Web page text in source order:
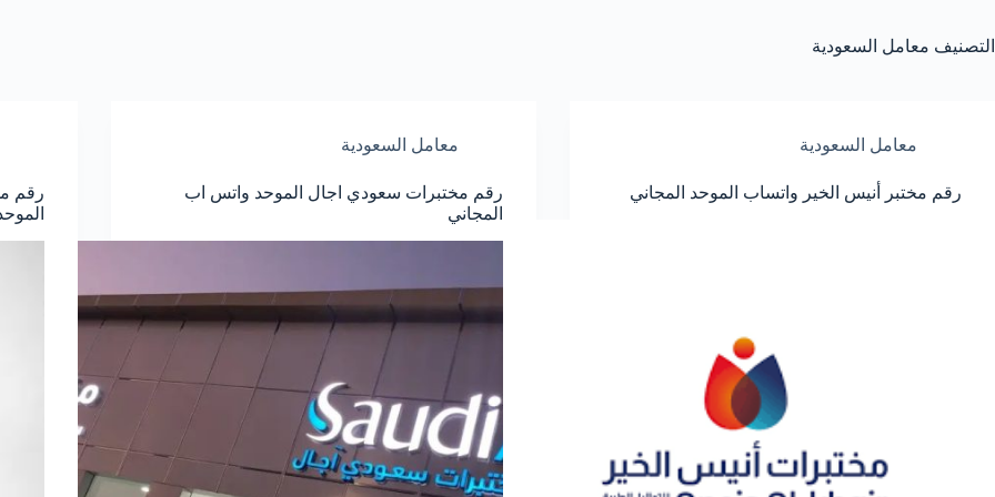
التصنيف معامل السعودية
معامل السعودية
رقم مختبر أنيس الخير واتساب الموحد المجاني
معامل السعودية
رقم مختبرات سعودي اجال الموحد واتس اب
المجاني
رقم